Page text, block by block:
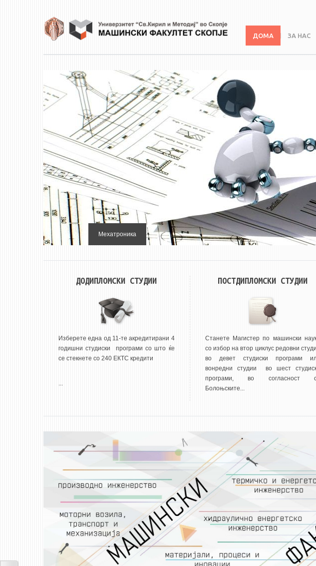
ДОМА ЗА НАС
Индустриско инженерство и менаџмент
ДОДИПЛОМСКИ СТУДИИ
Изберете една од 11-те акредитирани 4
годишни студиски програми со што ќе
се стекнете со 240 ЕКТС кредити
...
ПОСТДИПЛОМСКИ СТУДИИ
Станете Магистер по машински
со избор на втор циклус редовни
во девет студиски програми
вонредни студии во шест
програми, во согласност
Болоњските...